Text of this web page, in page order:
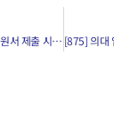
[873] 이상적인 의대 원서 제출 시기는?